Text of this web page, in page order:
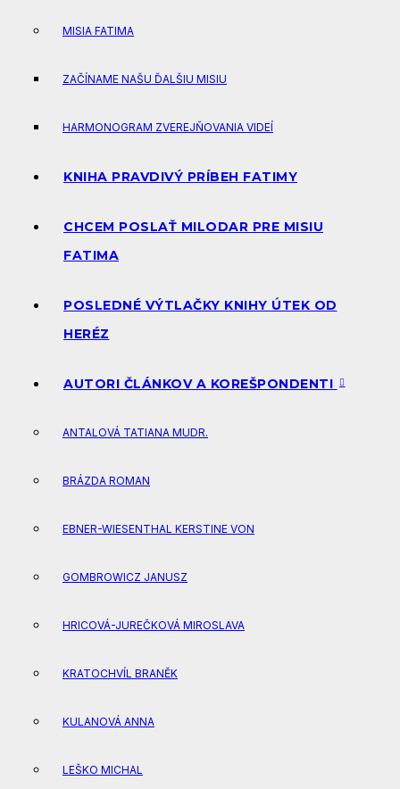
MISIA FATIMA
ZAČÍNAME NAŠU ĎALŠIU MISIU
HARMONOGRAM ZVEREJŇOVANIA VIDEÍ
KNIHA PRAVDIVÝ PRÍBEH FATIMY
CHCEM POSLAŤ MILODAR PRE MISIU
FATIMA
POSLEDNÉ VÝTLAČKY KNIHY ÚTEK OD
HERÉZ
AUTORI ČLÁNKOV A KOREŠPONDENTI
ANTALOVÁ TATIANA MUDR.
BRÁZDA ROMAN
EBNER-WIESENTHAL KERSTINE VON
GOMBROWICZ JANUSZ
HRICOVÁ-JUREČKOVÁ MIROSLAVA
KRATOCHVÍL BRANĚK
KULANOVÁ ANNA
LEŠKO MICHAL